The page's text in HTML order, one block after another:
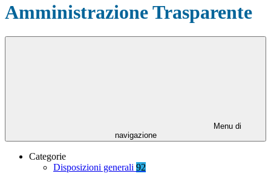
Amministrazione Trasparente
Menu di
navigazione
Categorie
Disposizioni generali 92